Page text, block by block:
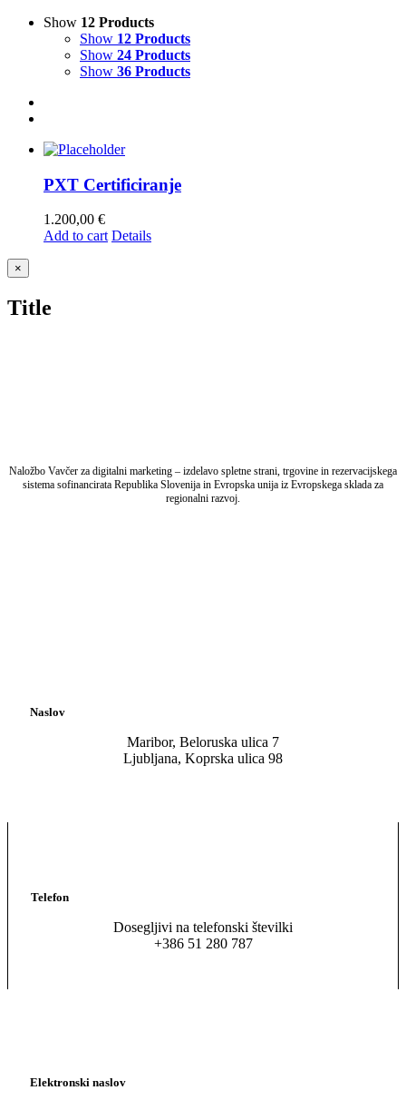
Show 12 Products
Show 12 Products
Show 24 Products
Show 36 Products
PXT Certificiranje
1.200,00 €
Add to cart Details
Close
product
view
×
Title
Naložbo Vavčer za digitalni marketing – izdelavo spletne strani, trgovine in rezervacijskega
sistema sofinancirata Republika Slovenija in Evropska unija iz Evropskega sklada za
regionalni razvoj.
Naslov
Maribor, Beloruska ulica 7
Ljubljana, Koprska ulica 98
Telefon
Dosegljivi na telefonski številki
+386 51 280 787
Elektronski naslov